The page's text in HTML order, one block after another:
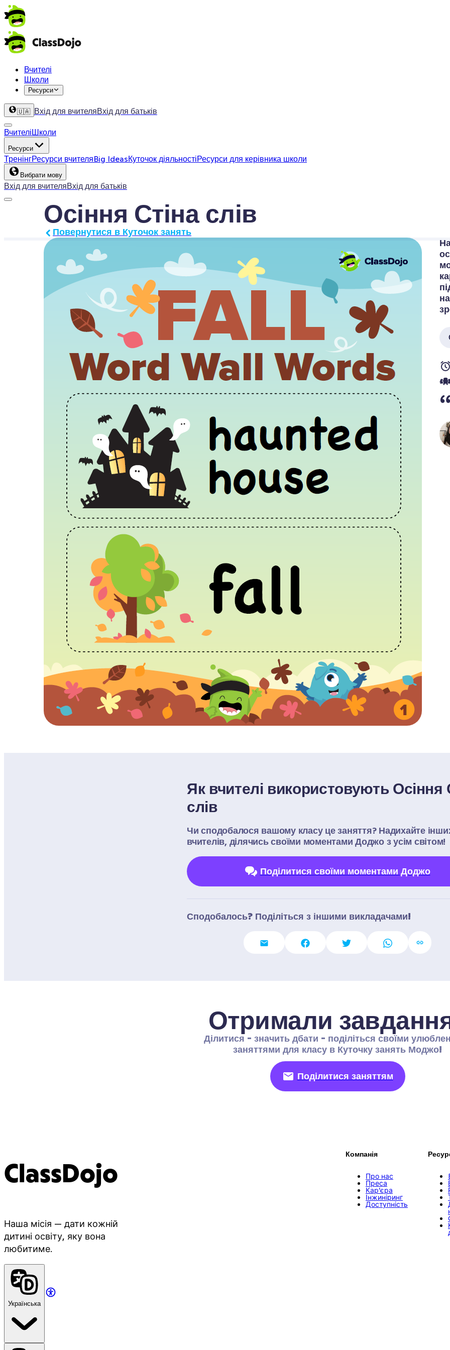
Вчителі
Школи
Ресурси
🇺🇦 Вхід для вчителяВхід для батьків
ВчителіШколи
Ресурси
ТренінгРесурси вчителяBig IdeasКуточок діяльностіРесурси для керівника школи
Вибрати мову
Вхід для вчителяВхід для батьків
Осіння Стіна слів
Повернутися в Куточок занять
Як вчителі використовують Осіння
слів
Чи сподобалося вашому класу це заняття? Надихайте
вчителів, ділячись своїми моментами Доджо з усім світом!
Поділитися своїми моментами Доджо
Сподобалось? Поділіться з іншими викладачами!
Отримали
Ділитися - значить дбати - поділіться своїми
заняттями для класу в Куточку занять Моджо!
Поділитися заняттям
ClassDojo
Наша місія — дати кожній
дитині освіту, яку вона
любитиме.
Українська
Компанія
Про нас
Преса
Кар’єра
Інжиніринг
Доступність